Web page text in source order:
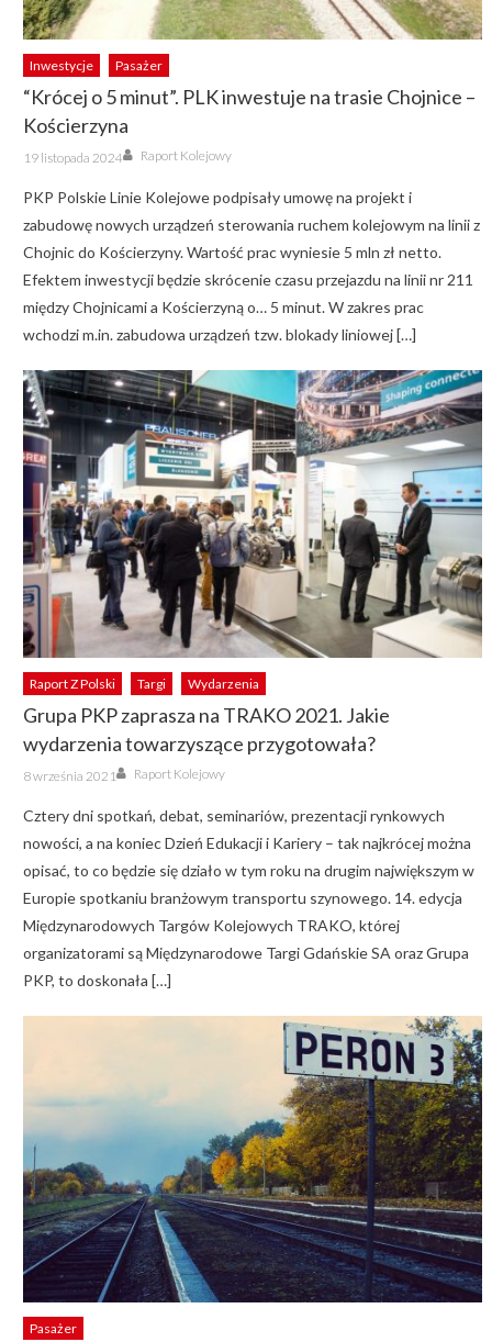
Inwestycje Pasażer
“Krócej o 5 minut”. PLK inwestuje na trasie Chojnice –
Kościerzyna
Posted
on
19 listopada 2024 Author
Raport Kolejowy
PKP Polskie Linie Kolejowe podpisały umowę na projekt i
zabudowę nowych urządzeń sterowania ruchem kolejowym na linii z
Chojnic do Kościerzyny. Wartość prac wyniesie 5 mln zł netto.
Efektem inwestycji będzie skrócenie czasu przejazdu na linii nr 211
między Chojnicami a Kościerzyną o… 5 minut. W zakres prac
wchodzi m.in. zabudowa urządzeń tzw. blokady liniowej […]
Raport Z Polski Targi Wydarzenia
Grupa PKP zaprasza na TRAKO 2021. Jakie
wydarzenia towarzyszące przygotowała?
Posted
on
8 września 2021 Author
Raport Kolejowy
Cztery dni spotkań, debat, seminariów, prezentacji rynkowych
nowości, a na koniec Dzień Edukacji i Kariery – tak najkrócej można
opisać, to co będzie się działo w tym roku na drugim największym w
Europie spotkaniu branżowym transportu szynowego. 14. edycja
Międzynarodowych Targów Kolejowych TRAKO, której
organizatorami są Międzynarodowe Targi Gdańskie SA oraz Grupa
PKP, to doskonała […]
Pasażer